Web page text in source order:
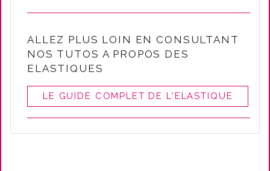
ALLEZ PLUS LOIN EN CONSULTANT
NOS TUTOS A PROPOS DES
ELASTIQUES
LE GUIDE COMPLET DE L'ELASTIQUE